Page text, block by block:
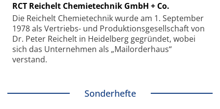
RCT Reichelt Chemietechnik GmbH + Co.
Die Reichelt Chemietechnik wurde am 1. September
1978 als Vertriebs- und Produktionsgesellschaft von
Dr. Peter Reichelt in Heidelberg gegründet, wobei
sich das Unternehmen als „Mailorderhaus“
verstand.
Sonderhefte